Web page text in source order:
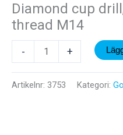
Diamond cup
thread M14
-
Diamond
cup
drill,
+
Artikelnr: 3753 Kategori: